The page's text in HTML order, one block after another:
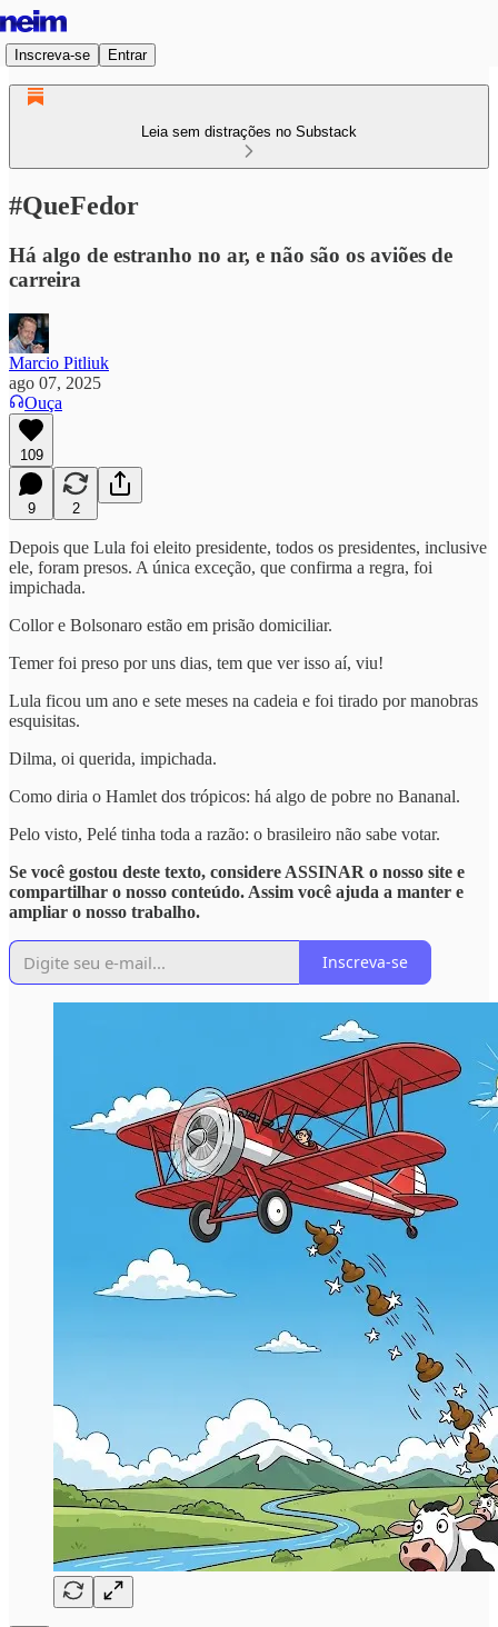
Inscreva-se Entrar
Leia sem distrações no Substack
#QueFedor
Há algo de estranho no ar, e não são os aviões de
carreira
Marcio Pitliuk
ago 07, 2025
Ouça
109
9 2
Depois que Lula foi eleito presidente, todos os presidentes, inclusive
ele, foram presos. A única exceção, que confirma a regra, foi
impichada.
Collor e Bolsonaro estão em prisão domiciliar.
Temer foi preso por uns dias, tem que ver isso aí, viu!
Lula ficou um ano e sete meses na cadeia e foi tirado por manobras
esquisitas.
Dilma, oi querida, impichada.
Como diria o Hamlet dos trópicos: há algo de pobre no Bananal.
Pelo visto, Pelé tinha toda a razão: o brasileiro não sabe votar.
Se você gostou deste texto, considere ASSINAR o nosso site e
compartilhar o nosso conteúdo. Assim você ajuda a manter e
ampliar o nosso trabalho.
Inscreva-se